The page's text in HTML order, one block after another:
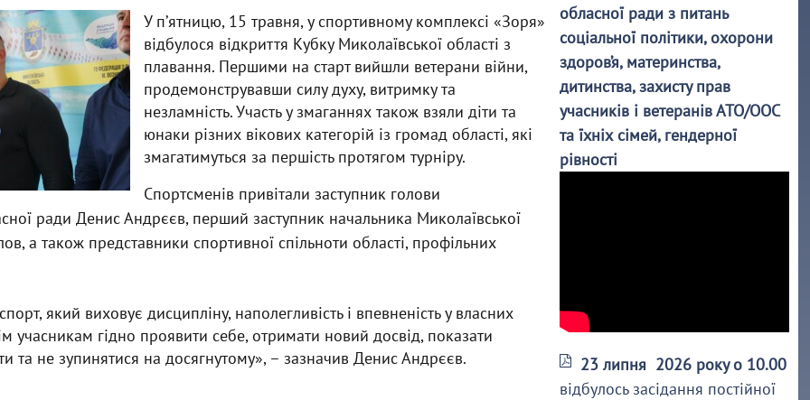
У пʼятницю, 15 травня, у спортивному комплексі «Зоря»
відбулося відкриття Кубку Миколаївської області з
плавання. Першими на старт вийшли ветерани війни,
продемонструвавши силу духу, витримку та
незламність. Участь у змаганнях також взяли діти та
юнаки різних вікових категорій із громад області, які
змагатимуться за першість протягом турніру.
Спортсменів привітали заступник голови
ради Денис Андрєєв, перший заступник начальника Миколаївської
а також представники спортивної спільноти області, профільних
який виховує дисципліну, наполегливість і впевненість у власних
учасникам гідно проявити себе, отримати новий досвід, показати
та не зупинятися на досягнутому», – зазначив Денис Андрєєв.
обласної ради з питань
соціальної політики, охорони
здоров’я, материнства,
дитинства, захисту прав
учасників і ветеранів АТО/ООС
та їхніх сімей, гендерної
рівності
23 липня 2026 року о 10.00
відбулось засідання постійної